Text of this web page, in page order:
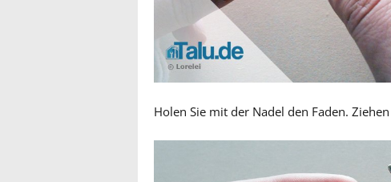
Holen Sie mit der Nadel den Faden.